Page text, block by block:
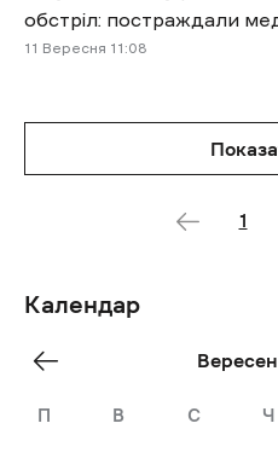
обстріл: постраждали
11 Вересня 11:08
Календар
П В С Ч
«
Aug
1